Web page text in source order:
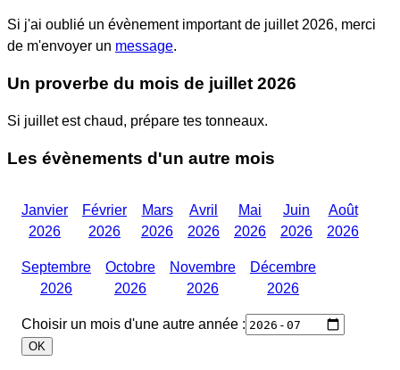
Si j'ai oublié un évènement importantde juillet 2026, merci
de m'envoyer un message.
Un proverbe du mois de juillet 2026
Si juillet est chaud, prépare tes tonneaux.
Les évènements d'un autre mois
Janvier
2026
Février
2026
Mars
2026
Avril
2026
Mai
2026
Juin
2026
Août
2026
Septembre
2026
Octobre
2026
Novembre
2026
Décembre
2026
Choisir un mois d'une autre année :